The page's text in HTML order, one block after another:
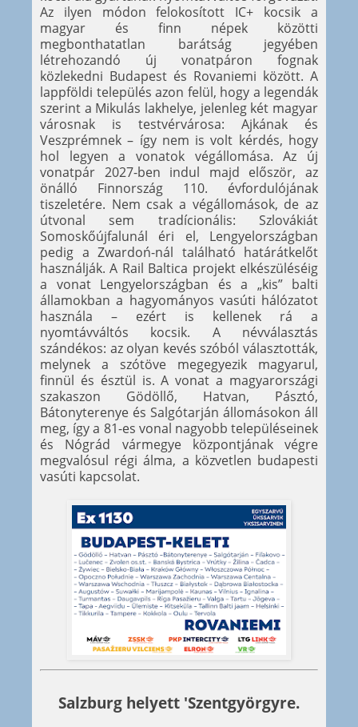
Az ilyen módon felokosított IC+ kocsik a
magyar és finn népek közötti
megbonthatatlan barátság jegyében
létrehozandó új vonatpáron fognak
közlekedni Budapest és Rovaniemi között. A
lappföldi település azon felül, hogy a legendák
szerint a Mikulás lakhelye, jelenleg két magyar
városnak is testvérvárosa: Ajkának és
Veszprémnek – így nem is volt kérdés, hogy
hol legyen a vonatok végállomása. Az új
vonatpár 2027-ben indul majd először, az
önálló Finnország 110. évfordulójának
tiszeletére. Nem csak a végállomások, de az
útvonal sem tradícionális: Szlovákiát
Somoskőújfalunál éri el, Lengyelországban
pedig a Zwardoń-nál található határátkelőt
használják. A Rail Baltica projekt elkészüléséig
a vonat Lengyelországban és a „kis” balti
államokban a hagyományos vasúti hálózatot
használa – ezért is kellenek rá a
nyomtávváltós kocsik. A névválasztás
szándékos: az olyan kevés szóból választották,
melynek a szótöve megegyezik magyarul,
finnül és észtül is. A vonat a magyarországi
szakaszon Gödöllő, Hatvan, Pásztó,
Bátonyterenye és Salgótarján állomásokon áll
meg, így a 81-es vonal nagyobb településeinek
és Nógrád vármegye központjának végre
megvalósul régi álma, a közvetlen budapesti
vasúti kapcsolat.
Salzburg helyett 'Szentgyörgyre.